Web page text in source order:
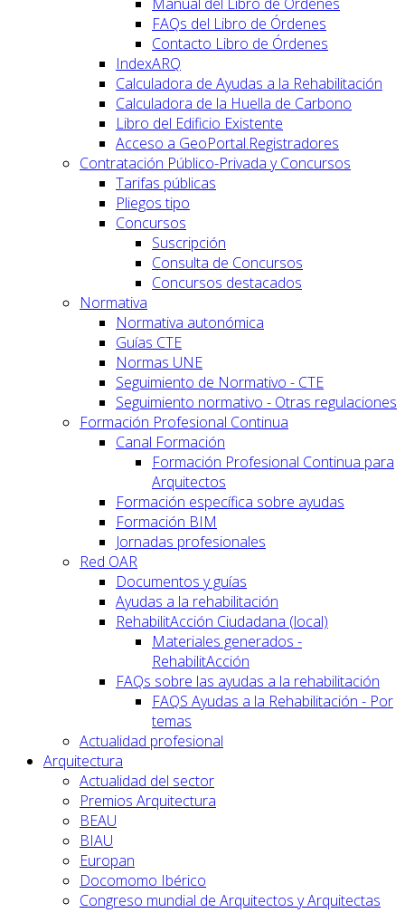
FAQs del Libro de Órdenes
Contacto Libro de Órdenes
IndexARQ
Calculadora de Ayudas a la Rehabilitación
Calculadora de la Huella de Carbono
Libro del Edificio Existente
Acceso a GeoPortal.Registradores
Contratación Público-Privada y Concursos
Tarifas públicas
Pliegos tipo
Concursos
Suscripción
Consulta de Concursos
Concursos destacados
Normativa
Normativa autonómica
Guías CTE
Normas UNE
Seguimiento de Normativo - CTE
Seguimiento normativo - Otras regulaciones
Formación Profesional Continua
Canal Formación
Formación Profesional Continua para
Arquitectos
Formación específica sobre ayudas
Formación BIM
Jornadas profesionales
Red OAR
Documentos y guías
Ayudas a la rehabilitación
RehabilitAcción Ciudadana (local)
Materiales generados -
RehabilitAcción
FAQs sobre las ayudas a la rehabilitación
FAQS Ayudas a la Rehabilitación - Por
temas
Actualidad profesional
Arquitectura
Actualidad del sector
Premios Arquitectura
BEAU
BIAU
Europan
Docomomo Ibérico
Congreso mundial de Arquitectos y Arquitectas